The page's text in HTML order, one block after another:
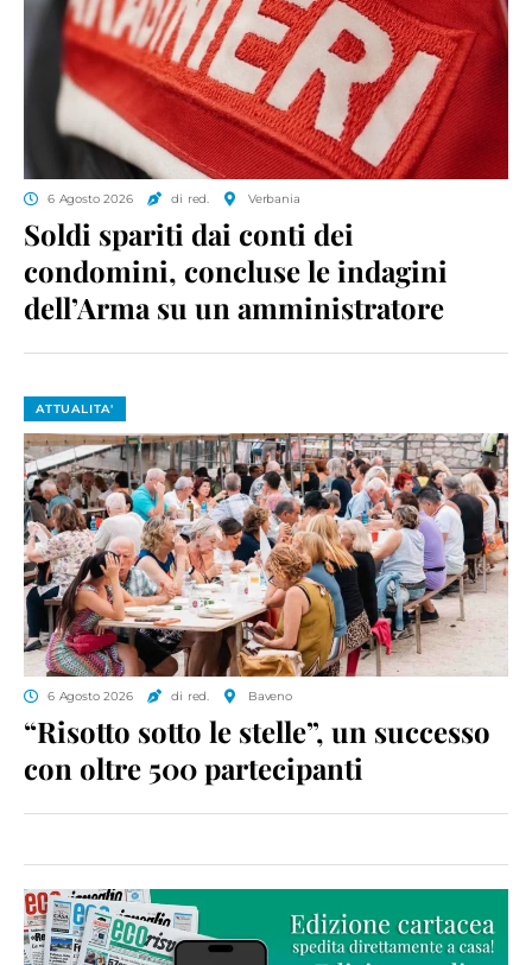
6 Agosto 2026 di red. Verbania
Soldi spariti dai conti dei
condomini, concluse le indagini
dell’Arma su un amministratore
ATTUALITA'
6 Agosto 2026 di red. Baveno
“Risotto sotto le stelle”, un successo
con oltre 500 partecipanti